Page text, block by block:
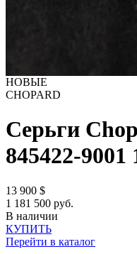
НОВЫЕ
CHOPARD
Серьги
845422-9001
13 900 $
1 181 500 руб.
В наличии
КУПИТЬ
Перейти в каталог